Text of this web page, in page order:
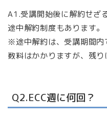
A1.受講開始後に解約せざ
途中解約制度もあります。
※途中解約は、受講期間
数料はかかりますが、残り
Q2.ECC週に何回？